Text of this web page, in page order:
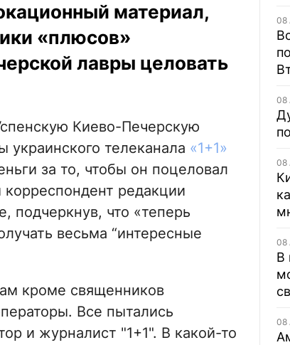
материал,
«плюсов»
лавры целовать
Киево-Печерскую
украинского телеканала «1+1»
за то, чтобы он поцеловал
редакции
подчеркнув, что «теперь
весьма “интересные
кроме священников
Все пытались
и журналист "1+1". В какой-то
08
08
08
08
В
08